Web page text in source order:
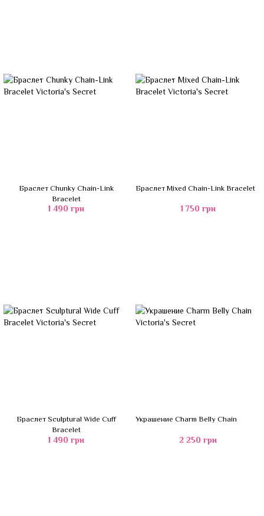
Браслет Chunky Chain-Link
Bracelet
1 490 грн
Браслет Mixed Chain-Link Bracelet
1 750 грн
Браслет Sculptural Wide Cuff
Bracelet
1 490 грн
Украшение Charm Belly Chain
2 250 грн